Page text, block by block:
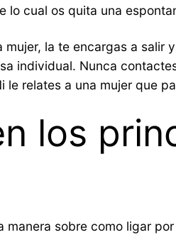
lo cual os quita una
la te encargas a
individual. Nunca
relates a una mujer que
los
sobre como ligar